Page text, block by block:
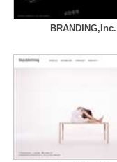
BRANDING,Inc.